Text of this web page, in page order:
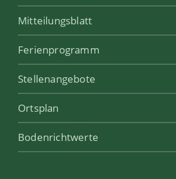
Mitteilungsblatt
Ferienprogramm
Stellenangebote
Ortsplan
Bodenrichtwerte